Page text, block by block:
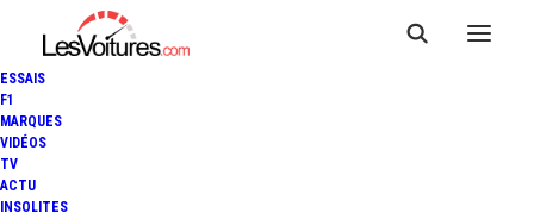
ESSAIS
F1
MARQUES
VIDÉOS
TV
ACTU
INSOLITES